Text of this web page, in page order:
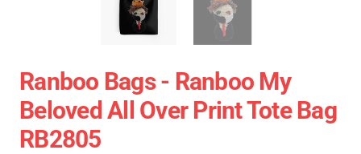
Ranboo Bags - Ranboo My
Beloved All Over Print Tote Bag
RB2805